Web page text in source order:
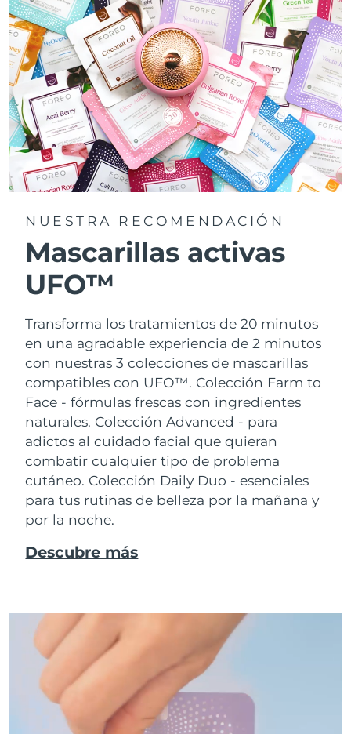
NUESTRA RECOMENDACIÓN
Mascarillas activas
UFO™
Transforma los tratamientos de 20 minutos
en una agradable experiencia de 2 minutos
con nuestras 3 colecciones de mascarillas
compatibles con UFO™. Colección Farm to
Face - fórmulas frescas con ingredientes
naturales. Colección Advanced - para
adictos al cuidado facial que quieran
combatir cualquier tipo de problema
cutáneo. Colección Daily Duo - esenciales
para tus rutinas de belleza por la mañana y
por la noche.
Descubre más